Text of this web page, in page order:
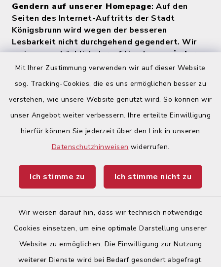
Mit Ihrer Zustimmung verwenden wir auf dieser Website
sog. Tracking-Cookies, die es uns ermöglichen besser zu
verstehen, wie unsere Website genutzt wird. So können wir
unser Angebot weiter verbessern. Ihre erteilte Einwilligung
hierfür können Sie jederzeit über den Link in unseren
Datenschutzhinweisen widerrufen.
Ich stimme zu Ich stimme nicht zu
Wir weisen darauf hin, dass wir technisch notwendige
Cookies einsetzen, um eine optimale Darstellung unserer
Website zu ermöglichen. Die Einwilligung zur Nutzung
weiterer Dienste wird bei Bedarf gesondert abgefragt.
Gendern auf unserer Homepage: Auf den
Seiten des Internet-Auftritts der Stadt
Königsbrunn wird wegen der besseren
Lesbarkeit nicht durchgehend gegendert. Wir
weisen ausdrücklich darauf hin, dasszu jeder
Zeit alle Geschlechter (m/w/d) angesprochen
Quicklinks
Begegnungsland Lech-Wertach
Ticketportal